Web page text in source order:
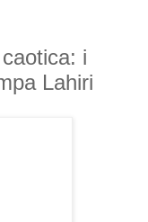
i
Lahiri